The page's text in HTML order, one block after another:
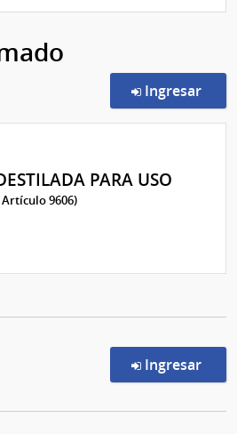
Ingresar
PARA USO
Artículo 9606)
Ingresar